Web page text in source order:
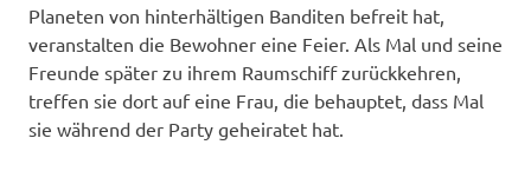
Planeten von hinterhältigen Banditen befreit hat,
veranstalten die Bewohner eine Feier. Als Mal und seine
Freunde später zu ihrem Raumschiff zurückkehren,
treffen sie dort auf eine Frau, die behauptet, dass Mal
sie während der Party geheiratet hat.